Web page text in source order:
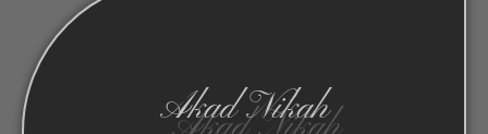
Akad Nikah